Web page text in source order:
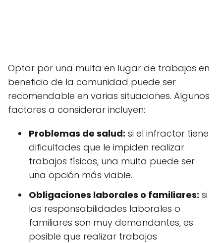
Optar por una multa en lugar de trabajos en
beneficio de la comunidad puede ser
recomendable en varias situaciones. Algunos
factores a considerar incluyen:
Problemas de salud: si el infractor tiene
dificultades que le impiden realizar
trabajos físicos, una multa puede ser
una opción más viable.
Obligaciones laborales o familiares: si
las responsabilidades laborales o
familiares son muy demandantes, es
posible que realizar trabajos